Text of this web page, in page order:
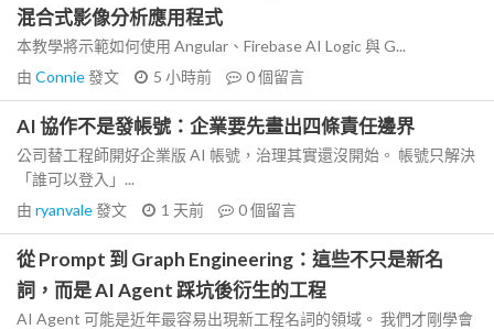
混合式影像分析應用程式
本教學將示範如何使用 Angular、Firebase AI Logic 與 G...
由 Connie發文 5 小時前 0個留言
AI 協作不是發帳號：企業要先畫出四條責任邊界
公司替工程師開好企業版 AI 帳號，治理其實還沒開始。 帳號只解決
「誰可以登入」...
由 ryanvale發文 1 天前 0個留言
從 Prompt 到 Graph Engineering：這些不只是新名
詞，而是 AI Agent 踩坑後衍生的工程
AI Agent 可能是近年最容易出現新工程名詞的領域。 我們才剛學會